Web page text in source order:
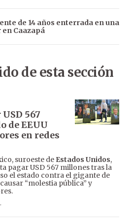
de 14 años enterrada en una
Caazapá
de esta sección
567
de EEUU
en redes
suroeste de Estados Unidos,
pagar USD 567 millones tras la
el estado contra el gigante de
“molestia pública” y